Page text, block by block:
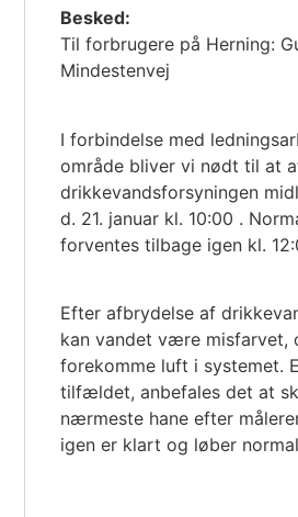
Besked:
Til forbrugere på Herning:
Mindestenvej
I forbindelse med
område bliver vi nødt til at
drikkevandsforsyningen
d. 21. januar kl. 10:00 .
forventes tilbage igen kl.
Efter afbrydelse af
kan vandet være misfarvet,
forekomme luft i systemet.
tilfældet, anbefales det at
nærmeste hane efter
igen er klart og løber